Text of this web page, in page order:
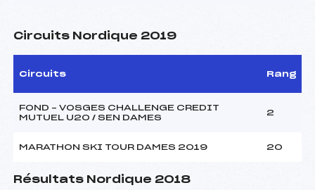
Circuits Nordique 2019
Circuits Rang
FOND – VOSGES CHALLENGE CREDIT
MUTUEL U20 / SEN DAMES
2
MARATHON SKI TOUR DAMES 2019 20
Résultats Nordique 2018